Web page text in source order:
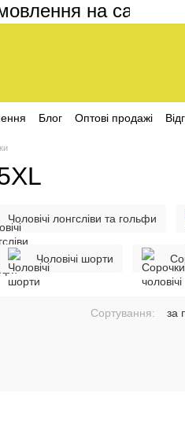
на сайті
Блог Оптові продажі
Чоловічі лонгсліви та гольфи
Чоловічі шорти
Сортування: за